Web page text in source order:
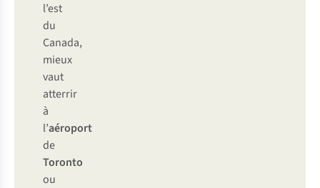
l’est
du
Canada,
mieux
vaut
atterrir
à
l’aéroport
de
Toronto
ou